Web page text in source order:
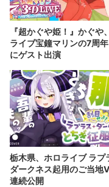
『超かぐや姫！』かぐや
ライブ宝鐘マリンの7周
にゲスト出演
栃木県、ホロライブ ラプ
ダークネス起用のご当地
連続公開